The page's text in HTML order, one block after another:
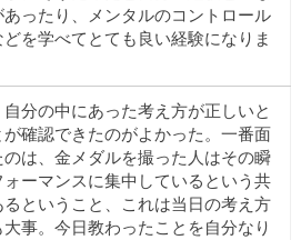
あったり、メンタルのコントロール
を学べてとても良い経験になりま
分の中にあった考え方が正しいと
が確認できたのがよかった。一番面
のは、金メダルを撮った人はその瞬
ォーマンスに集中しているという共
るということ、これは当日の考え方
大事。今日教わったことを自分なり